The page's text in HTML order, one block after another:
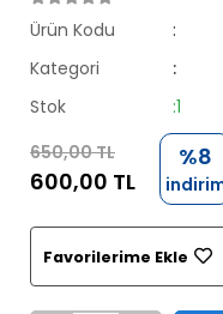
Ürün Kodu
:
Kategori
:
Stok
:1
650,00 TL
600,00 TL
%8
Favorilerime Ekle